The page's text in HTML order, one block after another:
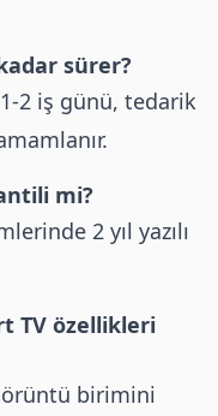
sürer?
2 iş günü, tedarik
mi?
2 yıl yazılı
TV özellikleri
birimini